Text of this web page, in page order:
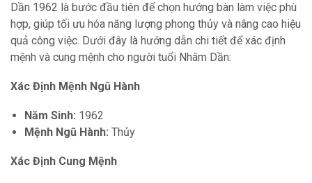
Dần 1962 là bước đầu tiên để chọn hướng bàn làm việc phù
hợp, giúp tối ưu hóa năng lượng phong thủy và nâng cao hiệu
quả công việc. Dưới đây là hướng dẫn chi tiết để xác định
mệnh và cung mệnh cho người tuổi Nhâm Dần:
Xác Định Mệnh Ngũ Hành
Năm Sinh: 1962
Mệnh Ngũ Hành: Thủy
Xác Định Cung Mệnh